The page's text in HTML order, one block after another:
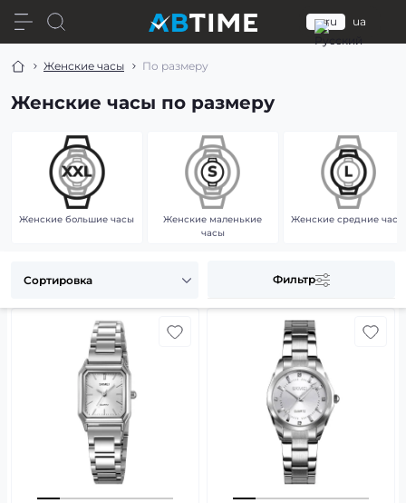
ru ua
Женские часы По размеру
Женские часы по размеру
Женские большие часы
Женские маленькие
часы
Женские средние часы
Фильтр